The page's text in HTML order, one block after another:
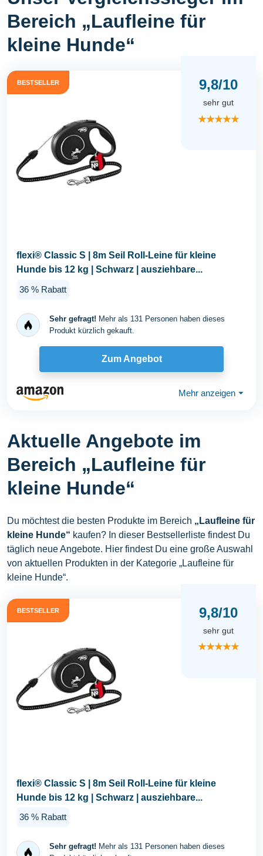
Bereich „Laufleine für
kleine Hunde“
BESTSELLER 9,8/10
sehr gut
★★★★★
flexi® Classic S | 8m Seil Roll-Leine für kleine
Hunde bis 12 kg | Schwarz | ausziehbare...
36 % Rabatt
Sehr gefragt! Mehr als 131 Personen haben dieses
Produkt kürzlich gekauft.
Zum Angebot
Mehr anzeigen ⏷
Aktuelle Angebote im
Bereich „Laufleine für
kleine Hunde“
Du möchtest die besten Produkte im Bereich „Laufleine für
kleine Hunde“ kaufen? In dieser Bestsellerliste findest Du
täglich neue Angebote. Hier findest Du eine große Auswahl
von aktuellen Produkten in der Kategorie „Laufleine für
kleine Hunde“.
BESTSELLER 9,8/10
sehr gut
★★★★★
flexi® Classic S | 8m Seil Roll-Leine für kleine
Hunde bis 12 kg | Schwarz | ausziehbare...
36 % Rabatt
Sehr gefragt! Mehr als 131 Personen haben dieses